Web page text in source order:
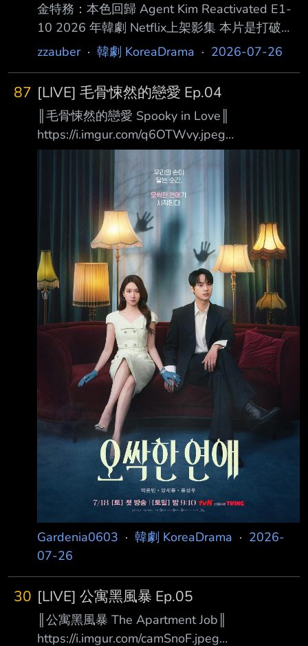
金特務：本色回歸 Agent Kim Reactivated E1-
10 2026 年韓劇 Netflix上架影集 本片是打破串
流時代低迷收視的「電視台奇蹟」的戲劇作品。
下，韓國無線與有線電視台的韓劇大部份長年收
視率僅維持在個位數，能 順利破 10 的作品屈指
可數，且多半是靠口碑堆疊、直到接近完結篇才
開始突破 10% 或 15%。然而，《金特務：本色
回歸》卻成了近年韓劇市場的奇蹟——它是極少
數在前兩集 開播就以驚人速度衝破雙位數、隨
後一路飆升至 20%以上的現象級神
zzauber· 韓劇 KoreaDrama · 2026-07-26
87 [LIVE] 毛骨悚然的戀愛 Ep.04
║毛骨悚然的戀愛 Spooky in Love║
https://i.imgur.com/q6OTWvy.jpeg
https://i.imgur.com/59BIcwe.jpeg 當我們的手觸
碰到彼此的那一刻起，一場毛骨悚然的戀愛揭開
序幕 ❶.甜蜜愛情羅曼史與驚悚靈異題材的結
合！ 故事講述一名擁有看見鬼魂能力的絕美財
閥繼承人千汝利， 和一名極度懼怕鬼魂的熱血
檢察官馬剛旭，這對看似處於光譜兩端、絕對合
不來的男女， 在一次因緣際會下偶然相遇，甚
至開始共享那令人畏懼的超自然現象！ 在這樣
的過程中，兩人逐漸墜入
Gardenia0603 · 韓劇 KoreaDrama · 2026-
07-26
30 [LIVE] 公寓黑風暴 Ep.05
║公寓黑風暴 The Apartment Job║
https://i.imgur.com/camSnoF.jpeg